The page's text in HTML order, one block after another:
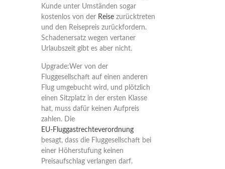
Kunde unter Umständen sogar
kostenlos von der Reisezurücktreten
und den Reisepreis zurückfordern.
Schadenersatz wegen vertaner
Urlaubszeit gibt es aber nicht.
Upgrade:Wer von der
Fluggesellschaft auf einen anderen
Flug umgebucht wird, und plötzlich
einen Sitzplatz in der ersten Klasse
hat, muss dafür keinen Aufpreis
zahlen. Die
EU-Fluggastrechteverordnung
besagt, dass die Fluggesellschaft bei
einer Höherstufung keinen
Preisaufschlag verlangen darf.